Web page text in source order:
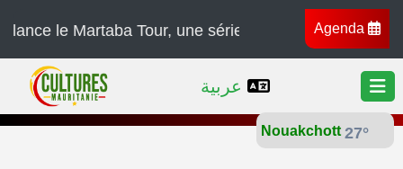
Agenda
le Martaba Tour, une série de concerts à travers
Nouakchott 27°
عربية